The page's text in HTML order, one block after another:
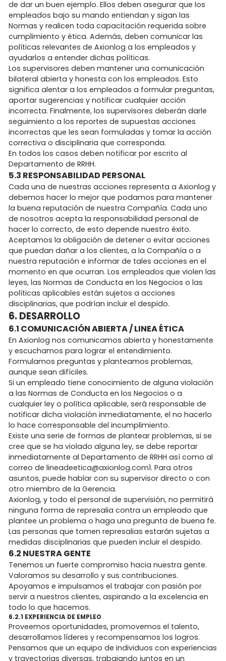
de dar un buen ejemplo. Ellos deben asegurar que los
empleados bajo su mando entiendan y sigan las
Normas y realicen toda capacitación requerida sobre
cumplimiento y ética. Además, deben comunicar las
políticas relevantes de Axionlog a los empleados y
ayudarlos a entender dichas políticas.
Los supervisores deben mantener una comunicación
bilateral abierta y honesta con los empleados. Esto
significa alentar a los empleados a formular preguntas,
aportar sugerencias y notificar cualquier acción
incorrecta. Finalmente, los supervisores deberán darle
seguimiento a los reportes de supuestas acciones
incorrectas que les sean formuladas y tomar la acción
correctiva o disciplinaria que corresponda.
En todos los casos deben notificar por escrito al
Departamento de RRHH.
5.3 RESPONSABILIDAD PERSONAL
Cada una de nuestras acciones representa a Axionlog y
debemos hacer lo mejor que podamos para mantener
la buena reputación de nuestra Compañía. Cada uno
de nosotros acepta la responsabilidad personal de
hacer lo correcto, de esto depende nuestro éxito.
Aceptamos la obligación de detener o evitar acciones
que puedan dañar a los clientes, a la Compañía o a
nuestra reputación e informar de tales acciones en el
momento en que ocurran. Los empleados que violen las
leyes, las Normas de Conducta en los Negocios o las
políticas aplicables están sujetos a acciones
disciplinarias, que podrían incluir el despido.
6. DESARROLLO
6.1 COMUNICACIÓN ABIERTA / LINEA ÉTICA
En Axionlog nos comunicamos abierta y honestamente
y escuchamos para lograr el entendimiento.
Formulamos preguntas y planteamos problemas,
aunque sean difíciles.
Si un empleado tiene conocimiento de alguna violación
a las Normas de Conducta en los Negocios o a
cualquier ley o política aplicable, será responsable de
notificar dicha violación inmediatamente, el no hacerlo
lo hace corresponsable del incumplimiento.
Existe una serie de formas de plantear problemas, si se
cree que se ha violado alguna ley, se debe reportar
inmediatamente al Departamento de RRHH así como al
correo de lineadeetica@axionlog.com1. Para otros
asuntos, puede hablar con su supervisor directo o con
otro miembro de la Gerencia.
Axionlog, y todo el personal de supervisión, no permitirá
ninguna forma de represalia contra un empleado que
plantee un problema o haga una pregunta de buena fe.
Las personas que tomen represalias estarán sujetas a
medidas disciplinarias que pueden incluir el despido.
6.2 NUESTRA GENTE
Tenemos un fuerte compromiso hacia nuestra gente.
Valoramos su desarrollo y sus contribuciones.
Apoyamos e impulsamos el trabajar con pasión por
servir a nuestros clientes, aspirando a la excelencia en
todo lo que hacemos.
6.2.1 EXPERIENCIA DE EMPLEO
Proveemos oportunidades, promovemos el talento,
desarrollamos líderes y recompensamos los logros.
Pensamos que un equipo de individuos con experiencias
y trayectorias diversas, trabajando juntos en un